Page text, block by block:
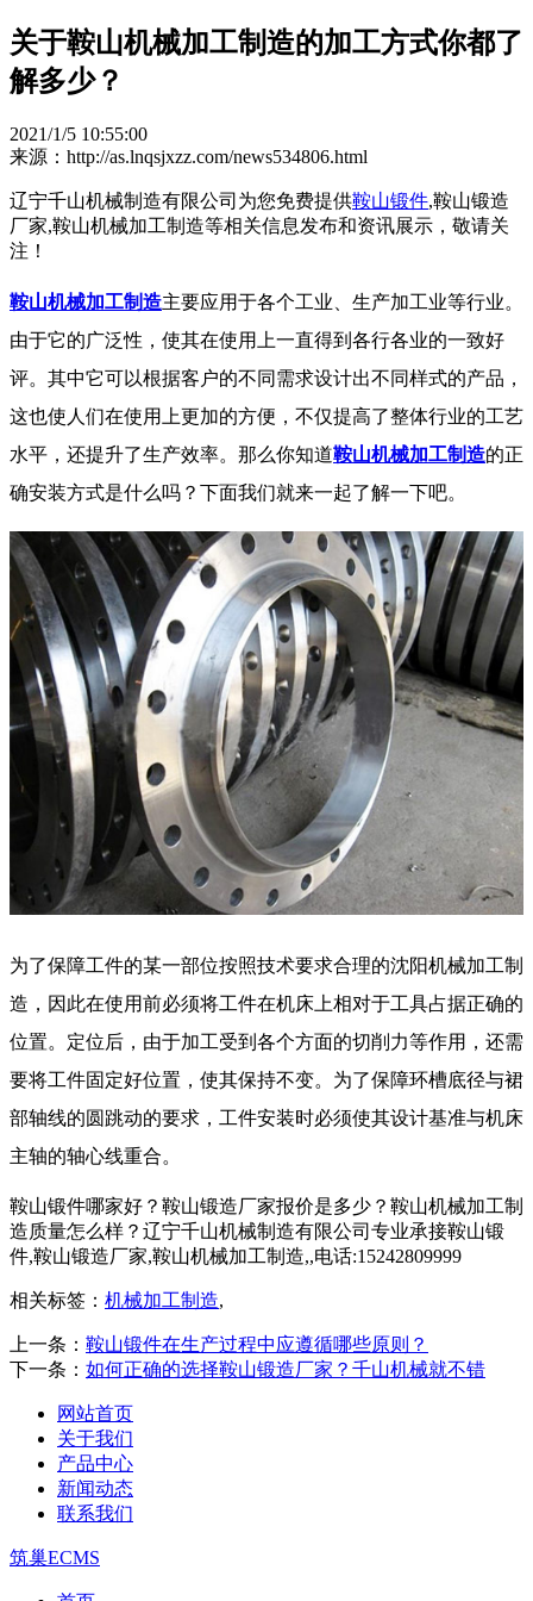
关于鞍山机械加工制造的加工方式你都了
解多少？
2021/1/5 10:55:00
来源：http://as.lnqsjxzz.com/news534806.html
辽宁千山机械制造有限公司为您免费提供鞍山锻件,鞍山锻造
厂家,鞍山机械加工制造等相关信息发布和资讯展示，敬请关
注！
鞍山机械加工制造主要应用于各个工业、生产加工业等行业。
由于它的广泛性，使其在使用上一直得到各行各业的一致好
评。其中它可以根据客户的不同需求设计出不同样式的产品，
这也使人们在使用上更加的方便，不仅提高了整体行业的工艺
水平，还提升了生产效率。那么你知道鞍山机械加工制造的正
确安装方式是什么吗？下面我们就来一起了解一下吧。
为了保障工件的某一部位按照技术要求合理的沈阳机械加工制
造，因此在使用前必须将工件在机床上相对于工具占据正确的
位置。定位后，由于加工受到各个方面的切削力等作用，还需
要将工件固定好位置，使其保持不变。为了保障环槽底径与裙
部轴线的圆跳动的要求，工件安装时必须使其设计基准与机床
主轴的轴心线重合。
鞍山锻件哪家好？鞍山锻造厂家报价是多少？鞍山机械加工制
造质量怎么样？辽宁千山机械制造有限公司专业承接鞍山锻
件,鞍山锻造厂家,鞍山机械加工制造,,电话:15242809999
相关标签： 机械加工制造,
上一条： 鞍山锻件在生产过程中应遵循哪些原则？
下一条： 如何正确的选择鞍山锻造厂家？千山机械就不错
网站首页
关于我们
产品中心
新闻动态
联系我们
筑巢ECMS